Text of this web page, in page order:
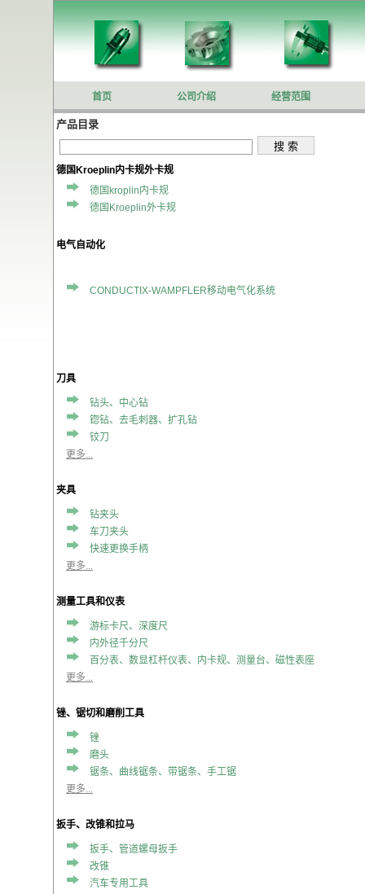
首页 公司介绍 经营范围
产品目录
德国Kroeplin内卡规外卡规
德国kroplin内卡规
德国Kroeplin外卡规
电气自动化
CONDUCTIX-WAMPFLER移动电气化系统
刀具
钻头、中心钻
锪钻、去毛刺器、扩孔钻
铰刀
更多...
夹具
钻夹头
车刀夹头
快速更换手柄
更多...
测量工具和仪表
游标卡尺、深度尺
内外径千分尺
百分表、数显杠杆仪表、内卡规、测量台、磁性表座
更多...
锉、锯切和磨削工具
锉
磨头
锯条、曲线锯条、带锯条、手工锯
更多...
扳手、改锥和拉马
扳手、管道螺母扳手
改锥
汽车专用工具